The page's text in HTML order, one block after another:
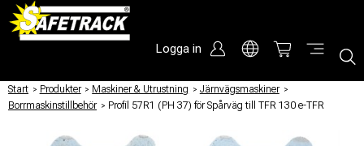
Logga in
Start / Produkter / Maskiner & Utrustning / Järnvägsmaskiner /
Borrmaskinstillbehör / Profil 57R1 (PH 37) för Spårväg till TFR 130 e-TFR